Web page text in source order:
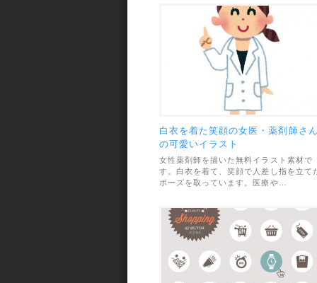
白衣を着た笑顔の女医・薬剤師さ
の可愛いイラスト
女性薬剤師を描いた無料イラスト素材で
す。白衣を着て、笑顔で人差し指を立て
ポーズを取っています。医療や…